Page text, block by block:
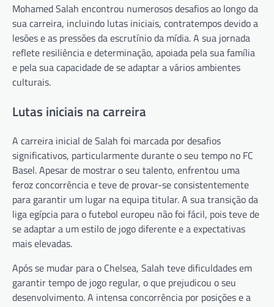
Mohamed Salah encontrou numerosos desafios ao longo da
sua carreira, incluindo lutas iniciais, contratempos devido a
lesões e as pressões da escrutínio da mídia. A sua jornada
reflete resiliência e determinação, apoiada pela sua família
e pela sua capacidade de se adaptar a vários ambientes
culturais.
Lutas iniciais na carreira
A carreira inicial de Salah foi marcada por desafios
significativos, particularmente durante o seu tempo no FC
Basel. Apesar de mostrar o seu talento, enfrentou uma
feroz concorrência e teve de provar-se consistentemente
para garantir um lugar na equipa titular. A sua transição da
liga egípcia para o futebol europeu não foi fácil, pois teve de
se adaptar a um estilo de jogo diferente e a expectativas
mais elevadas.
Após se mudar para o Chelsea, Salah teve dificuldades em
garantir tempo de jogo regular, o que prejudicou o seu
desenvolvimento. A intensa concorrência por posições e a